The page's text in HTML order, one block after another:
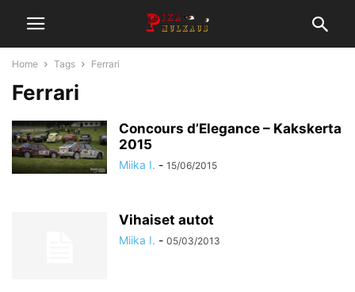
Home Tags Ferrari
Ferrari
Concours d’Elegance – Kakskerta
2015
Miika I. - 15/06/2015
Vihaiset autot
Miika I. - 05/03/2013